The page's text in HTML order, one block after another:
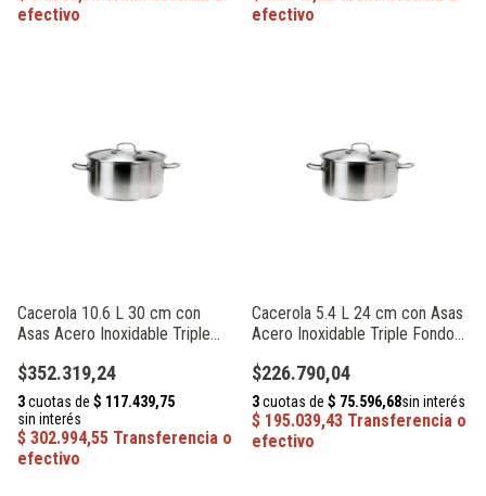
Cacerola 10.6 L 30 cm con
Asas Acero Inoxidable Triple
$352.319,24
Cacerola 5.4 L 24 cm con Asas
Acero Inoxidable Triple Fondo
$226.790,04